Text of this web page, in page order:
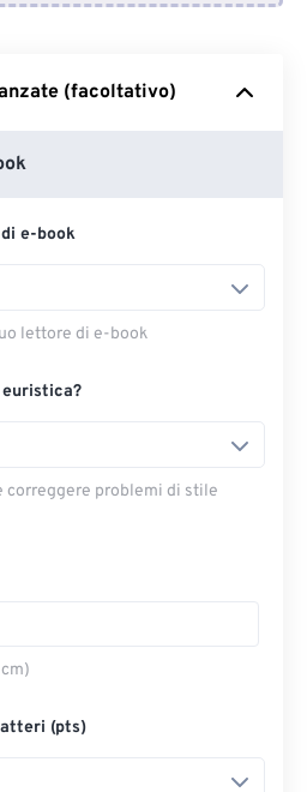
Drive
(facoltativo)
e-book
lettore di e-book
correggere problemi di stile
(pts)